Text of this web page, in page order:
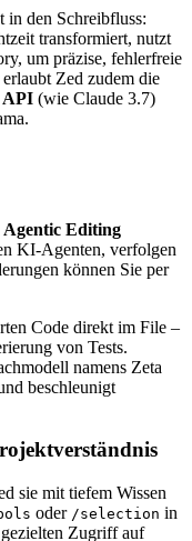
den Schreibfluss:
transformiert, nutzt
um präzise, fehlerfreie
Zed zudem die
API (wie Claude 3.7)
Agentic Editing
KI-Agenten, verfolgen
können Sie per
Code direkt im File –
von Tests.
namens Zeta
beschleunigt
sie mit tiefem Wissen
oder /selection in
Zugriff auf